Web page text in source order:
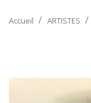
Accueil ARTISTES